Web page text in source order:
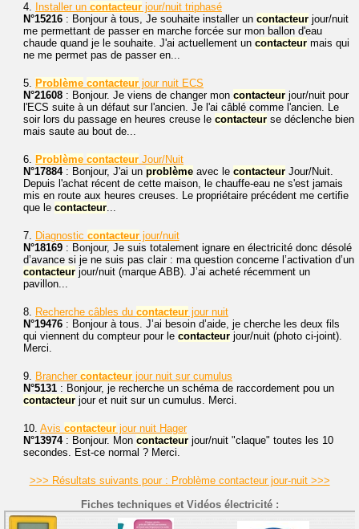
4. Installer un contacteur jour/nuit triphasé
N°15216 : Bonjour à tous, Je souhaite installer un contacteur jour/nuit
me permettant de passer en marche forcée sur mon ballon d'eau
chaude quand je le souhaite. J'ai actuellement un contacteur mais qui
ne me permet pas de passer en...
5. Problème contacteur jour nuit ECS
N°21608 : Bonjour. Je viens de changer mon contacteur jour/nuit pour
l'ECS suite à un défaut sur l'ancien. Je l'ai câblé comme l'ancien. Le
soir lors du passage en heures creuse le contacteur se déclenche bien
mais saute au bout de...
6. Problème contacteur Jour/Nuit
N°17884: Bonjour, J'ai un problème avec le contacteur Jour/Nuit.
Depuis l'achat récent de cette maison, le chauffe-eau ne s'est jamais
mis en route aux heures creuses. Le propriétaire précédent me certifie
que le contacteur...
7. Diagnostic contacteur jour/nuit
N°18169 : Bonjour, Je suis totalement ignare en électricité donc désolé
d’avance si je ne suis pas clair : ma question concerne l’activation d’un
contacteur jour/nuit (marque ABB). J’ai acheté récemment un
pavillon...
8. Recherche câbles du contacteur jour nuit
N°19476 : Bonjour à tous. J’ai besoin d’aide, je cherche les deux fils
qui viennent du compteur pour le contacteur jour/nuit (photo ci-joint).
Merci.
9. Brancher contacteur jour nuit sur cumulus
N°5131 : Bonjour, je recherche un schéma de raccordement pou un
contacteur jour et nuit sur un cumulus. Merci.
10. Avis contacteur jour nuit Hager
N°13974: Bonjour. Mon contacteur jour/nuit "claque" toutes les 10
secondes. Est-ce normal ? Merci.
>>> Résultats suivants pour : Problème contacteur jour-nuit >>>
Fiches techniques et Vidéos électricité :